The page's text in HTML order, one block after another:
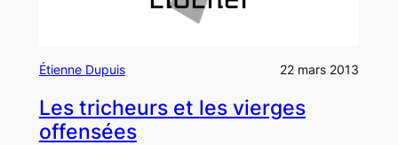
Étienne Dupuis 22 mars 2013
Les tricheurs et les vierges
offensées